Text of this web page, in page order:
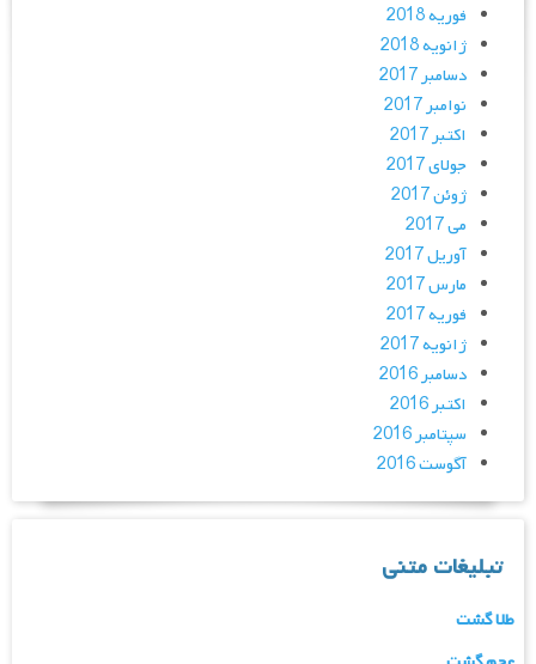
فوریه 2018
ژانویه 2018
دسامبر 2017
نوامبر 2017
اکتبر 2017
جولای 2017
ژوئن 2017
می 2017
آوریل 2017
مارس 2017
فوریه 2017
ژانویه 2017
دسامبر 2016
اکتبر 2016
سپتامبر 2016
آگوست 2016
تبلیغات متنی
طلا گشت